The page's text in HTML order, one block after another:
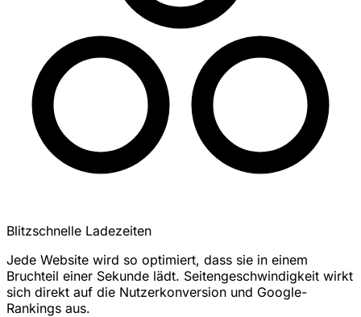
Blitzschnelle Ladezeiten
Jede Website wird so optimiert, dass sie in einem
Bruchteil einer Sekunde lädt. Seitengeschwindigkeit wirkt
sich direkt auf die Nutzerkonversion und Google-
Rankings aus.